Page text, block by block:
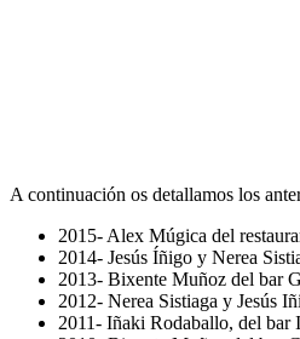
A continuación os detallamos los
2015- Alex Múgica del
2014- Jesús Íñigo y Nerea
2013- Bixente Muñoz del bar
2012- Nerea Sistiaga y Jesús
2011- Iñaki Rodaballo, del bar